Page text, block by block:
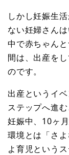
しかし妊娠生
ない妊婦さん
中で赤ちゃん
間は、出産を
のです。
出産というイ
ステップへ進む
妊娠中、10ヶ
環境とは「さ
よ育児という